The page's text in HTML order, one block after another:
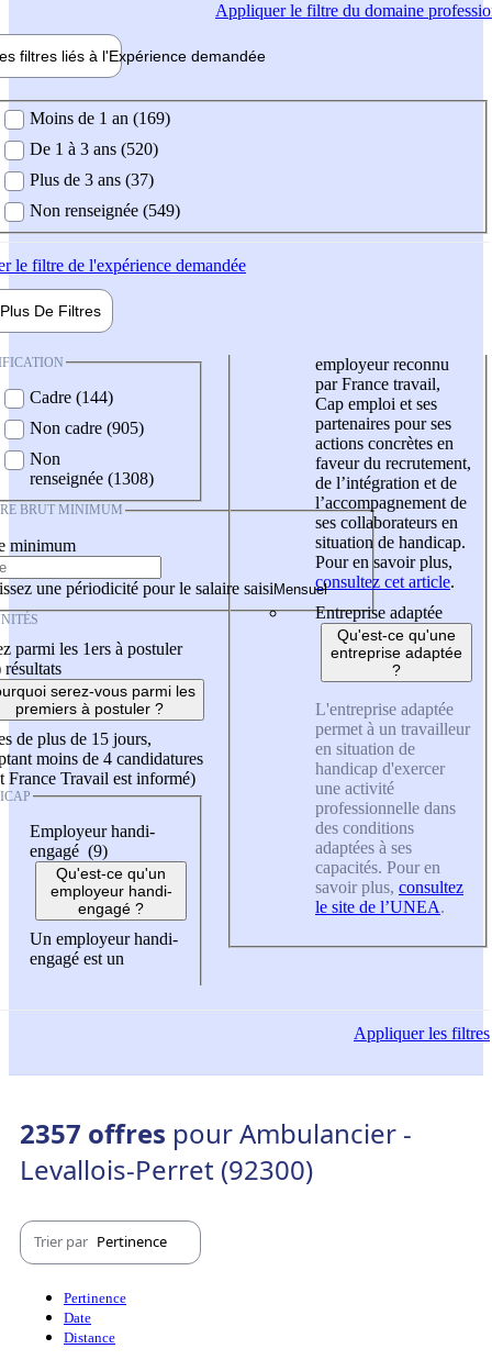
Appliquerle filtre du domaine
filtres liés à l'Expérience demandée
demandée
Moins de 1 an (169)
De 1 à 3 ans (520)
Plus de 3 ans (37)
Non renseignée (549)
le filtre de l'expérience demandée
Plus De Filtres
Cadre (144)
Non cadre (905)
Non
renseignée (1308)
BRUT MINIMUM
minimum
une périodicité pour le salaire saisi
parmi les 1ers à postuler
résultats
serez-vous parmi les
premiers à postuler ?
de plus de 15 jours,
moins de 4 candidatures
France Travail est informé)
Employeur handi-
engagé (9)
Qu'est-ce qu'un
employeur handi-
engagé ?
Un employeur handi-
engagé est un
employeur reconnu
par France travail,
Cap emploi et ses
partenaires pour ses
actions concrètes en
faveur du recrutement,
de l’intégration et de
l’accompagnement de
ses collaborateurs en
situation de handicap.
Pour en savoir plus,
consultez cet article.
Entreprise adaptée
Qu'est-ce qu'une
entreprise adaptée
?
L'entreprise adaptée
permet à un travailleur
en situation de
handicap d'exercer
une activité
professionnelle dans
des conditions
adaptées à ses
capacités. Pour en
savoir plus, consultez
le site de l’UNEA.
Appliquerles filtres
2357 offres pour Ambulancier -
Levallois-Perret (92300)
Trier par Pertinence
Pertinence
Date
Distance